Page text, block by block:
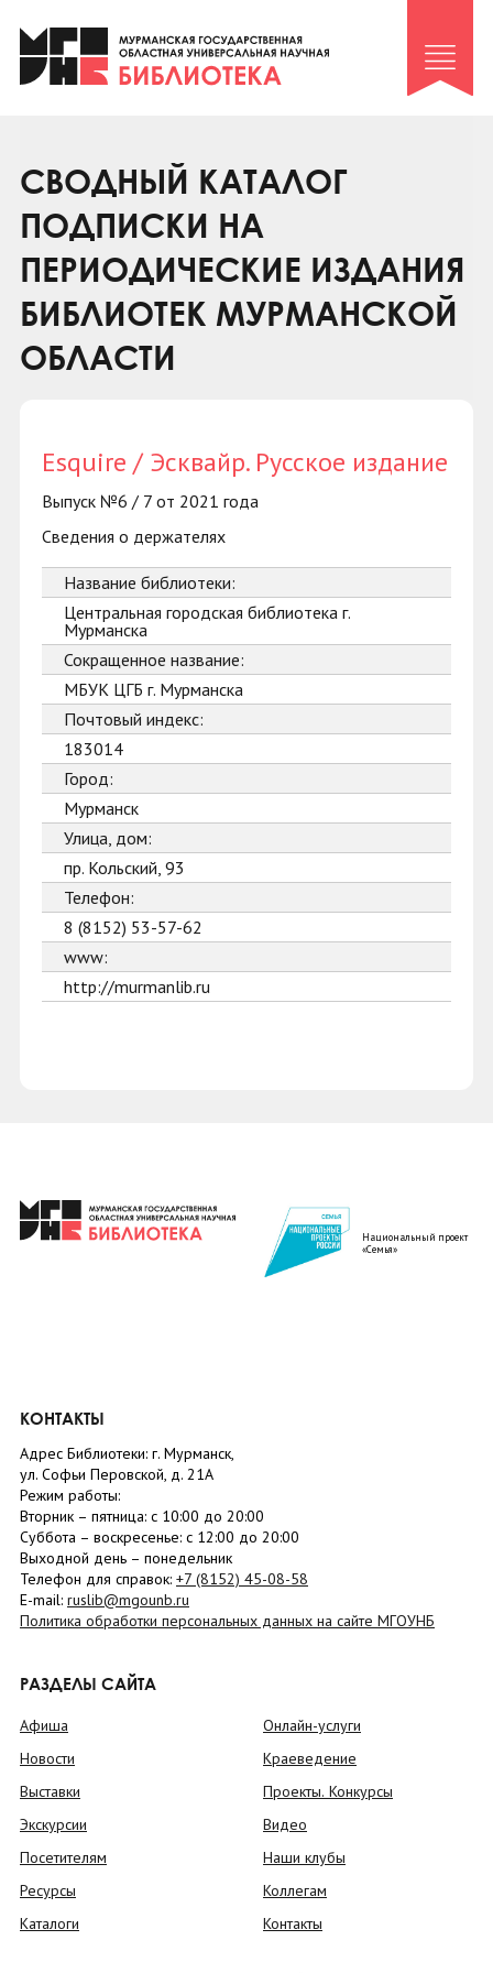
Клуб «Гиря и сельдерей»
Клуб «Семейный архив»
Коллегам
Контакты
СВОДНЫЙ КАТАЛОГ
ПОДПИСКИ НА
ПЕРИОДИЧЕСКИЕ ИЗДАНИЯ
БИБЛИОТЕК МУРМАНСКОЙ
ОБЛАСТИ
Esquire / Эсквайр. Русское издание
Выпуск №6 / 7 от 2021 года
Сведения о держателях
Название библиотеки:
Центральная городская библиотека г.
Мурманска
Сокращенное название:
МБУК ЦГБ г. Мурманска
Почтовый индекс:
183014
Город:
Мурманск
Улица, дом:
пр. Кольский, 93
Телефон:
8 (8152) 53-57-62
www:
http://murmanlib.ru
Национальный проект
«Семья»
КОНТАКТЫ
Адрес Библиотеки: г. Мурманск,
ул. Софьи Перовской, д. 21А
Режим работы:
Вторник – пятница: с 10:00 до 20:00
Суббота – воскресенье: c 12:00 до 20:00
Выходной день – понедельник
Телефон для справок: +7 (8152) 45-08-58
E-mail: ruslib@mgounb.ru
Политика обработки персональных данных на сайте МГОУНБ
РАЗДЕЛЫ САЙТА
Афиша
Новости
Выставки
Экскурсии
Посетителям
Ресурсы
Каталоги
Онлайн-услуги
Краеведение
Проекты. Конкурсы
Видео
Наши клубы
Коллегам
Контакты